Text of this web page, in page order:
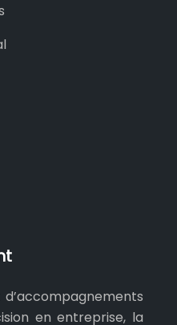
en entreprise, la